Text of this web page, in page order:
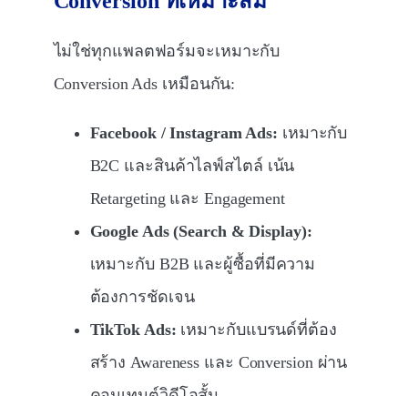
ไม่ใช่ทุกแพลตฟอร์มจะเหมาะกับ
Conversion Ads เหมือนกัน:
Facebook / Instagram Ads: เหมาะกับ
B2C และสินค้าไลฟ์สไตล์ เน้น
Retargeting และ Engagement
Google Ads (Search & Display):
เหมาะกับ B2B และผู้ซื้อที่มีความ
ต้องการชัดเจน
TikTok Ads: เหมาะกับแบรนด์ที่ต้อง
สร้าง Awareness และ Conversion ผ่าน